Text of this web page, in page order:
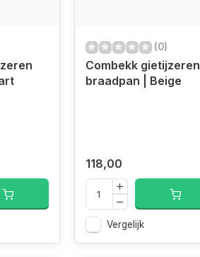
(0)
Combekk gietijzeren
braadpan | Beige
118,00
Vergelijk